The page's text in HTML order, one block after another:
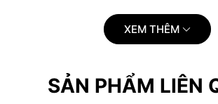
- Ủi ở nhiệt độ trung bình
- Không đổ trực tiếp nước giặt, xà phòng
- Không được tẩy
XEM THÊM
SẢN PHẨM LIÊN